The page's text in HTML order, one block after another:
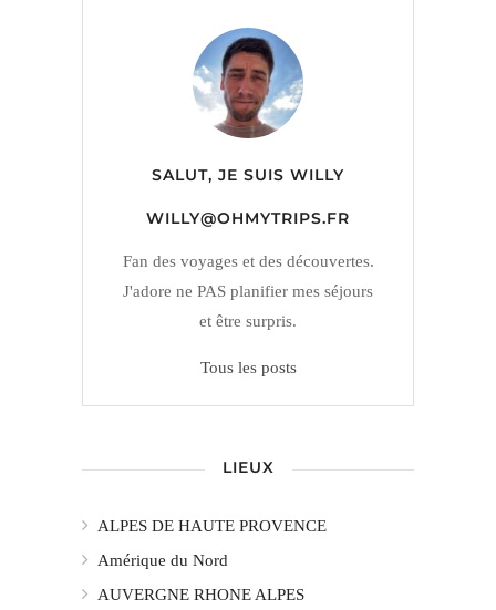
SALUT, JE SUIS WILLY
WILLY@OHMYTRIPS.FR
Fan des voyages et des découvertes.
J'adore ne PAS planifier mes séjours
et être surpris.
Tous les posts
LIEUX
ALPES DE HAUTE PROVENCE
Amérique du Nord
AUVERGNE RHONE ALPES